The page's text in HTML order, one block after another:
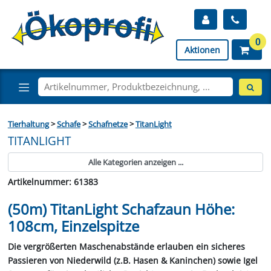
Aktionen
0
Tierhaltung>Schafe>Schafnetze>TitanLight
TITANLIGHT
Alle Kategorien anzeigen ...
Artikelnummer: 61383
(50m) TitanLight Schafzaun Höhe:
108cm, Einzelspitze
Die vergrößerten Maschenabstände erlauben ein sicheres
Passieren von Niederwild (z.B. Hasen & Kaninchen) sowie Igel